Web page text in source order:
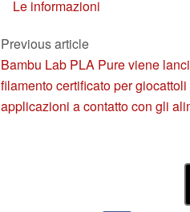
Le informazioni
Previous article
Bambu Lab PLA Pure viene
filamento certificato per giocattoli
applicazioni a contatto con gli